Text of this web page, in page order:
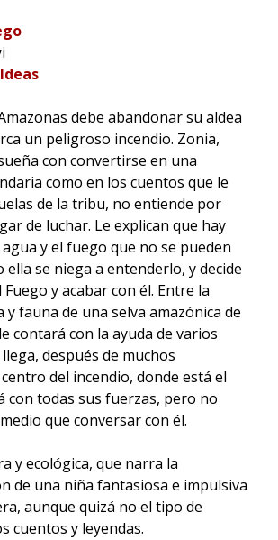
debe abandonar su aldea
un peligroso incendio. Zonia,
con convertirse en una
como en los cuentos que le
de la tribu, no entiende por
de luchar. Le explican que hay
y el fuego que no se pueden
ella se niega a entenderlo, y decide
y acabar con él. Entre la
fauna de una selva amazónica de
contará con la ayuda de varios
después de muchos
del incendio, donde está el
con todas sus fuerzas, pero no
que conversar con él.
y ecológica, que narra la
de una niña fantasiosa e impulsiva
aunque quizá no el tipo de
cuentos y leyendas.